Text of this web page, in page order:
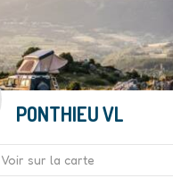
PONTHIEU VL
Voir sur la carte